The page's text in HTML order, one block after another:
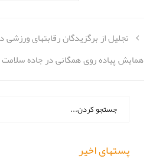
تجلیل از برگزیدگان رقابتهای
همایش پیاده روی همگانی در جاده
برای:
پستهای اخیر